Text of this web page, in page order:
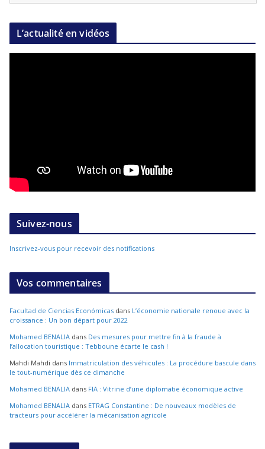
L’actualité en vidéos
Suivez-nous
Inscrivez-vous pour recevoir des notifications
Vos commentaires
Facultad de Ciencias Económicas dans L’économie nationale renoue avec la
croissance : Un bon départ pour 2022
Mohamed BENALIA dans Des mesures pour mettre fin à la fraude à
l’allocation touristique : Tebboune écarte le cash !
Mahdi Mahdi dans Immatriculation des véhicules : La procédure bascule dans
le tout-numérique dès ce dimanche
Mohamed BENALIA dans FIA : Vitrine d’une diplomatie économique active
Mohamed BENALIA dans ETRAG Constantine : De nouveaux modèles de
tracteurs pour accélérer la mécanisation agricole